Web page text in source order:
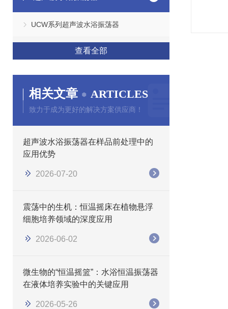
UCW系列超声波水浴振荡器
查看全部
相关文章 ARTICLES
致力于成为更好的解决方案供应商！
超声波水浴振荡器在样品前处理中的
应用优势
2026-07-20
震荡中的生机：恒温摇床在植物悬浮
细胞培养领域的深度应用
2026-06-02
微生物的“恒温摇篮”：水浴恒温振荡器
在液体培养实验中的关键应用
2026-05-26